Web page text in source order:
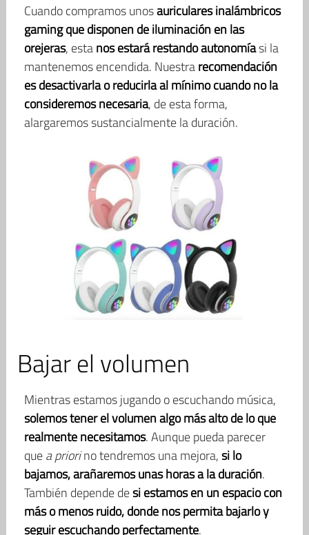
Cuando compramos unosauriculares inalámbricos
gaming que disponen de iluminación en las
orejeras, estanos estará restando autonomíasi la
mantenemos encendida. Nuestrarecomendación
es desactivarla o reducirla al mínimo cuando no la
consideremos necesaria, de esta forma,
alargaremos sustancialmente la duración.
Bajar el volumen
Mientras estamos jugando o escuchando música,
solemos tener el volumen algo más alto de lo que
realmente necesitamos. Aunque pueda parecer
quea priorino tendremos una mejora,si lo
bajamos, arañaremos unas horas a la duración.
También depende desi estamos en un espacio con
más o menos ruido, donde nos permita bajarlo y
seguir escuchando perfectamente.